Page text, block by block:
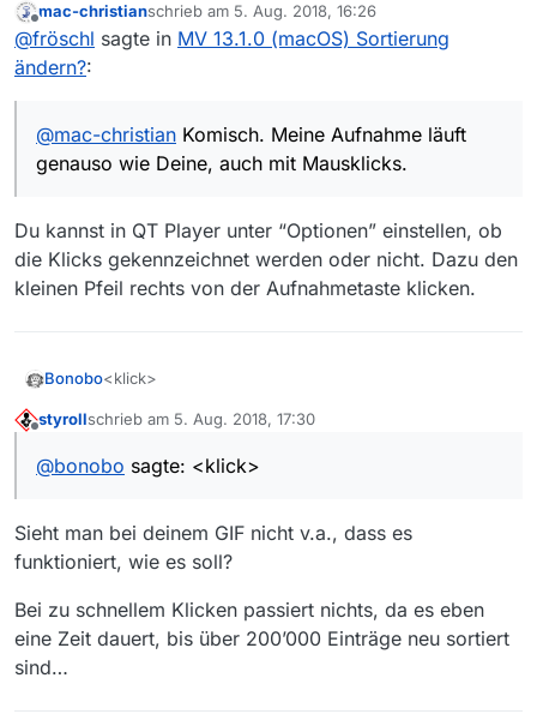
Offline
mac-christianschrieb am 5. Aug. 2018, 16:26
zuletzt editiert von
@fröschl sagte in MV 13.1.0 (macOS) Sortierung
ändern?:
@mac-christian Komisch. Meine Aufnahme läuft
genauso wie Deine, auch mit Mausklicks.
Du kannst in QT Player unter “Optionen” einstellen, ob
die Klicks gekennzeichnet werden oder nicht. Dazu den
kleinen Pfeil rechts von der Aufnahmetaste klicken.
Bonobo<klick>
http://www.giphy.com/gifs/88iHIKAqAzydfCut9T
styrollschrieb am 5. Aug. 2018, 17:30
zuletzt editiert von
@bonobo sagte: <klick>
Sieht man bei deinem GIF nicht v.a., dass es
funktioniert, wie es soll?
Bei zu schnellem Klicken passiert nichts, da es eben
eine Zeit dauert, bis über 200’000 Einträge neu sortiert
sind…